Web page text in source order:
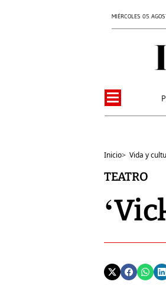
MIÉRCOLES 05
Inicio> Vida y
TEATRO